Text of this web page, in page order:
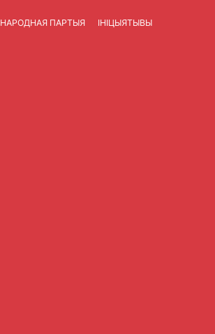
НАРОДНАЯ ПАРТЫЯ ІНІЦЫЯТЫВЫ